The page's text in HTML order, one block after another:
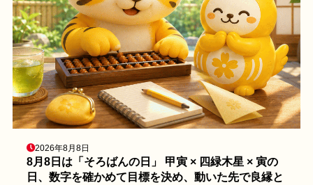
2026年8月8日
8月8日は「そろばんの日」 甲寅 × 四緑木星 × 寅の
日、数字を確かめて目標を決め、動いた先で良縁と